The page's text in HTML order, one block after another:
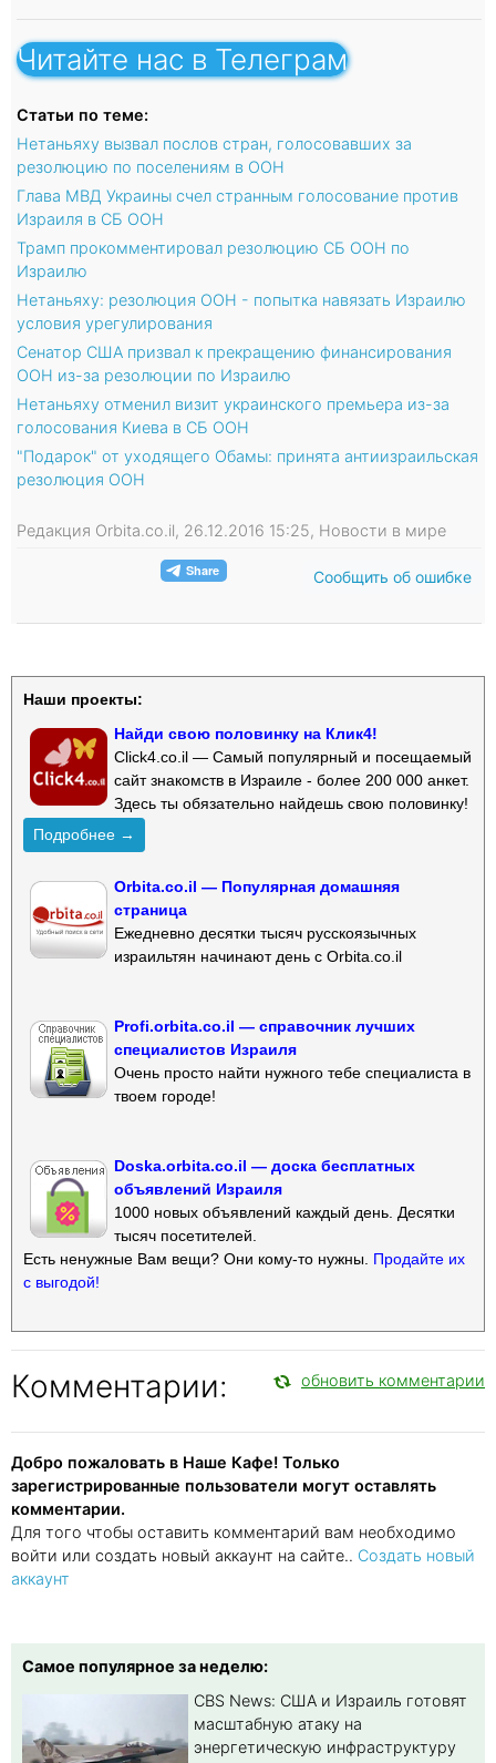
Читайте нас в Телеграм
Статьи по теме:
Нетаньяху вызвал послов стран, голосовавших за
резолюцию по поселениям в ООН
Глава МВД Украины счел странным голосование против
Израиля в СБ ООН
Трамп прокомментировал резолюцию СБ ООН по
Израилю
Нетаньяху: резолюция ООН - попытка навязать Израилю
условия урегулирования
Сенатор США призвал к прекращению финансирования
ООН из-за резолюции по Израилю
Нетаньяху отменил визит украинского премьера из-за
голосования Киева в СБ ООН
"Подарок" от уходящего Обамы: принята антиизраильская
резолюция ООН
Редакция Orbita.co.il, 26.12.2016 15:25, Новости в мире
Сообщить об ошибке
Наши проекты:
Найди свою половинку на Клик4!
Click4.co.il — Самый популярный и посещаемый
сайт знакомств в Израиле - более 200 000 анкет.
Здесь ты обязательно найдешь свою половинку!
Подробнее →
Orbita.co.il — Популярная домашняя
страница
Ежедневно десятки тысяч русскоязычных
израильтян начинают день с Orbita.co.il
Profi.orbita.co.il — справочник лучших
специалистов Израиля
Очень просто найти нужного тебе специалиста в
твоем городе!
Doska.orbita.co.il — доска бесплатных
объявлений Израиля
1000 новых объявлений каждый день. Десятки
тысяч посетителей.
Есть ненужные Вам вещи? Они кому-то нужны. Продайте их
с выгодой!
Комментарии: обновить комментарии
Добро пожаловать в Наше Кафе! Только
зарегистрированные пользователи могут оставлять
комментарии.
Для того чтобы оставить комментарий вам необходимо
войти или создать новый аккаунт на сайте.. Создать новый
аккаунт
Самое популярное за неделю:
CBS News: США и Израиль готовят
масштабную атаку на
энергетическую инфраструктуру